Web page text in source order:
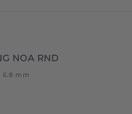
NOA RND
6.8 mm